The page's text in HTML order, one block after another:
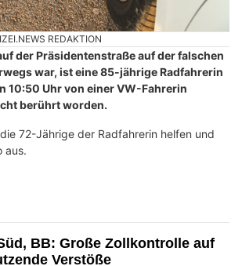
REDAKTION
der Präsidentenstraße auf der falschen
war, ist eine 85-jährige Radfahrerin
10:50 Uhr von einer VW-Fahrerin
berührt worden.
72-Jährige der Radfahrerin helfen und
aus.
BB: Große Zollkontrolle auf
Verstöße